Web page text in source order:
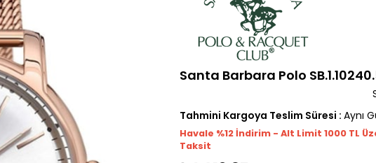
Santa Barbara Polo
Tahmini Kargoya Teslim Süresi : Aynı
Havale %12 İndirim - Alt Limit 1000 TL
Taksit